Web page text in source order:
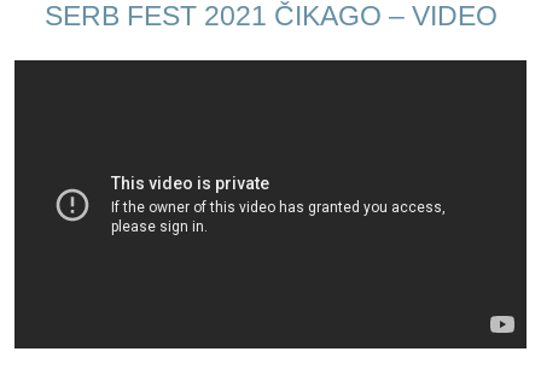
SERB FEST 2021 ČIKAGO – VIDEO